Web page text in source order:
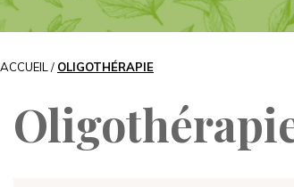
ACCUEIL / OLIGOTHÉRAPIE